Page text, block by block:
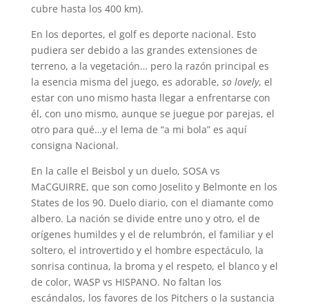
cubre hasta los 400 km).
En los deportes, el golf es deporte nacional. Esto
pudiera ser debido a las grandes extensiones de
terreno, a la vegetación… pero la razón principal es
la esencia misma del juego, es adorable, so lovely, el
estar con uno mismo hasta llegar a enfrentarse con
él, con uno mismo, aunque se juegue por parejas, el
otro para qué…y el lema de “a mi bola” es aquí
consigna Nacional.
En la calle el Beisbol y un duelo, SOSA vs
MaCGUIRRE, que son como Joselito y Belmonte en los
States de los 90. Duelo diario, con el diamante como
albero. La nación se divide entre uno y otro, el de
orígenes humildes y el de relumbrón, el familiar y el
soltero, el introvertido y el hombre espectáculo, la
sonrisa continua, la broma y el respeto, el blanco y el
de color, WASP vs HISPANO. No faltan los
escándalos, los favores de los Pitchers o la sustancia